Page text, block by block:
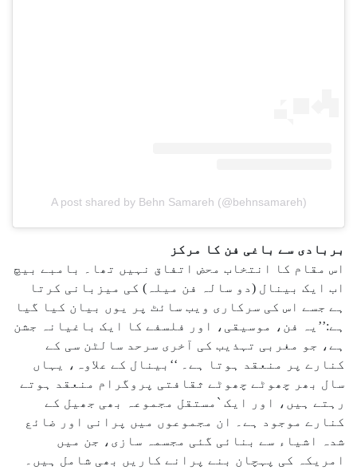
A post shared by Behn Samareh (@behnsamareh)
بربادی سے باغی فن کا مرکز
اس مقام کا انتخاب محض اتفاق نہیں تھا۔ بامبے بیچ
اب ایک بینال (دو سالہ فن میلہ) کی میزبانی کرتا
ہے جسے اس کی سرکاری ویب سائٹ پر یوں بیان کیا گیا
ہے:’’یہ فن، موسیقی، اور فلسفے کا ایک باغیانہ جشن
ہے، جو مغربی تہذیب کی آخری سرحد سالٹن سی کے
کنارے پر منعقد ہوتا ہے۔ ‘‘بینال کے علاوہ، یہاں
سال بھر چھوٹے چھوٹے ثقافتی پروگرام منعقد ہوتے
رہتے ہیں، اور ایک `مستقل مجموعہ بھی جھیل کے
کنارے موجود ہے۔ ان مجموعوں میں پرانی اور ضائع
شدہ اشیاء سے بنائی گئی مجسمہ سازی، جن میں
امریکہ کی پہچان بنے پرانے کاریں بھی شامل ہیں۔